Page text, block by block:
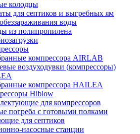
колодцы
для септиков и выгребных ям
воды
из полипропилена
компрессора AIRLAB
воздуходувки (компрессоры)
компрессора HAILEA
Hiblow
для компрессоров
погреба с готовыми полками
для септиков
насосные станции